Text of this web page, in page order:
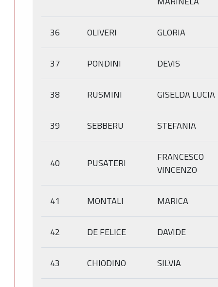
36 OLIVERI GLORIA
37 PONDINI DEVIS
38 RUSMINI GISELDA LUCIA
39 SEBBERU STEFANIA
40 PUSATERI
FRANCESCO
VINCENZO
41 MONTALI MARICA
42 DE FELICE DAVIDE
43 CHIODINO SILVIA